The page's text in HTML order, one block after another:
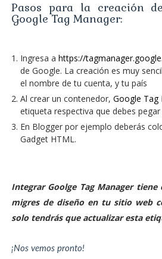
Pasos para la creación
Google Tag Manager:
Ingresa a https://
de Google. La creación es muy
el nombre de tu cuenta, y tu país
Al crear un contenedor, Google Tag
etiqueta respectiva que debes
En Blogger por ejemplo deberás
Gadget HTML.
Integrar Goolge Tag Manager
migres de diseño en tu sitio web
solo tendrás que actualizar esta
¡Nos vemos pronto!